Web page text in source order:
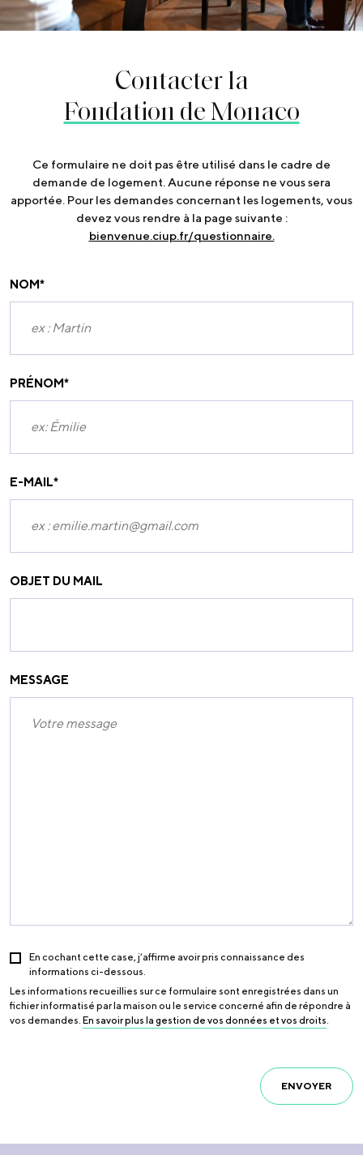
Contacter la
Fondation de Monaco
Ce formulaire ne doit pas être utilisé dans le cadre de
demande de logement. Aucune réponse ne vous sera
apportée. Pour les demandes concernant les logements, vous
devez vous rendre à la page suivante :
bienvenue.ciup.fr/questionnaire.
NOM*
PRÉNOM*
E-MAIL*
OBJET DU MAIL
MESSAGE
En cochant cette case, j’affirme avoir pris connaissance des
informations ci-dessous.
Les informations recueillies sur ce formulaire sont enregistrées dans un
fichier informatisé par la maison ou le service concerné afin de répondre à
vos demandes. En savoir plus la gestion de vos données et vos droits.
ENVOYER